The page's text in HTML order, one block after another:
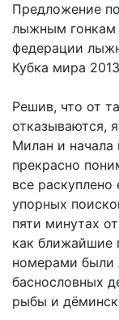
Предложение
лыжным гонкам
федерации
Кубка мира
Решив, что от
отказываются,
Милан и начала
прекрасно
все
упорных
пяти минутах
как ближайшие
номерами были
баснословных
рыбы и